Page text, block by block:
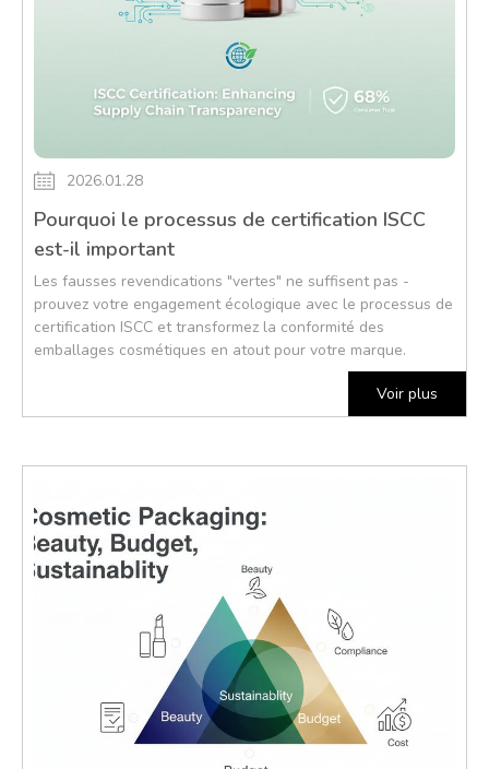
2026.01.28
Pourquoi le processus de certification ISCC
est-il important
Les fausses revendications "vertes" ne suffisent pas -
prouvez votre engagement écologique avec le processus de
certification ISCC et transformez la conformité des
emballages cosmétiques en atout pour votre marque.
Voir plus